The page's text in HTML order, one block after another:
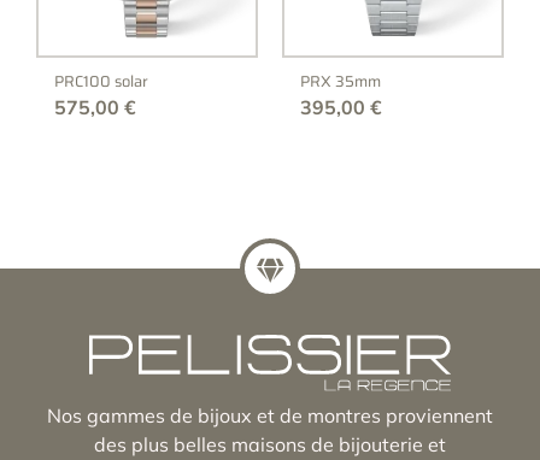
PRC100 solar
575,00 €
PRX 35mm
395,00 €
Nos gammes de bijoux et de montres proviennent
des plus belles maisons de bijouterie et